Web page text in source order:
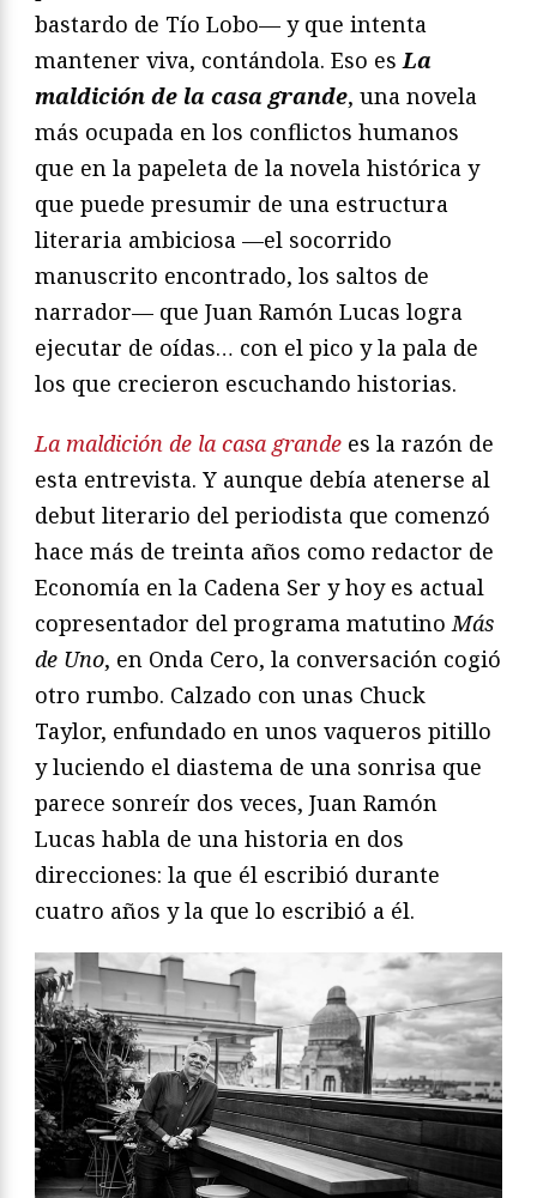
bastardo de Tío Lobo— y que intenta
mantener viva, contándola. Eso es La
maldición de la casa grande, una novela
más ocupada en los conflictos humanos
que en la papeleta de la novela histórica y
que puede presumir de una estructura
literaria ambiciosa —el socorrido
manuscrito encontrado, los saltos de
narrador— que Juan Ramón Lucas logra
ejecutar de oídas… con el pico y la pala de
los que crecieron escuchando historias.
La maldición de la casa grande es la razón de
esta entrevista. Y aunque debía atenerse al
debut literario del periodista que comenzó
hace más de treinta años como redactor de
Economía en la Cadena Ser y hoy es actual
copresentador del programa matutino Más
de Uno, en Onda Cero, la conversación cogió
otro rumbo. Calzado con unas Chuck
Taylor, enfundado en unos vaqueros pitillo
y luciendo el diastema de una sonrisa que
parece sonreír dos veces, Juan Ramón
Lucas habla de una historia en dos
direcciones: la que él escribió durante
cuatro años y la que lo escribió a él.